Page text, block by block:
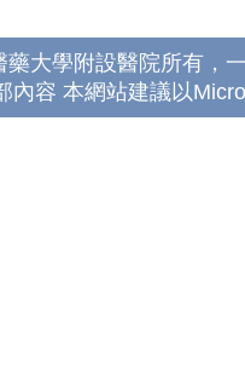
大學附設醫院所有，
內容 本網站建議以